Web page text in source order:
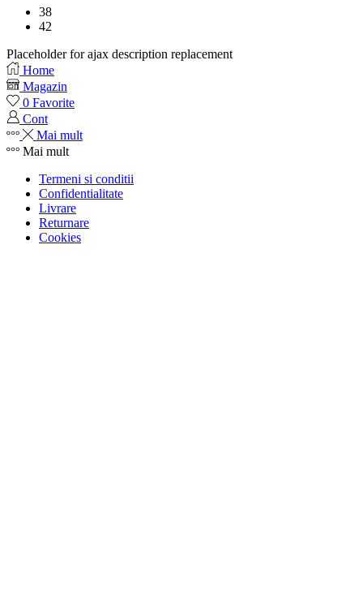
38
42
Placeholder for ajax description replacement
Home
Magazin
0 Favorite
Cont
Mai mult
Mai mult
Termeni si conditii
Confidentialitate
Livrare
Returnare
Cookies